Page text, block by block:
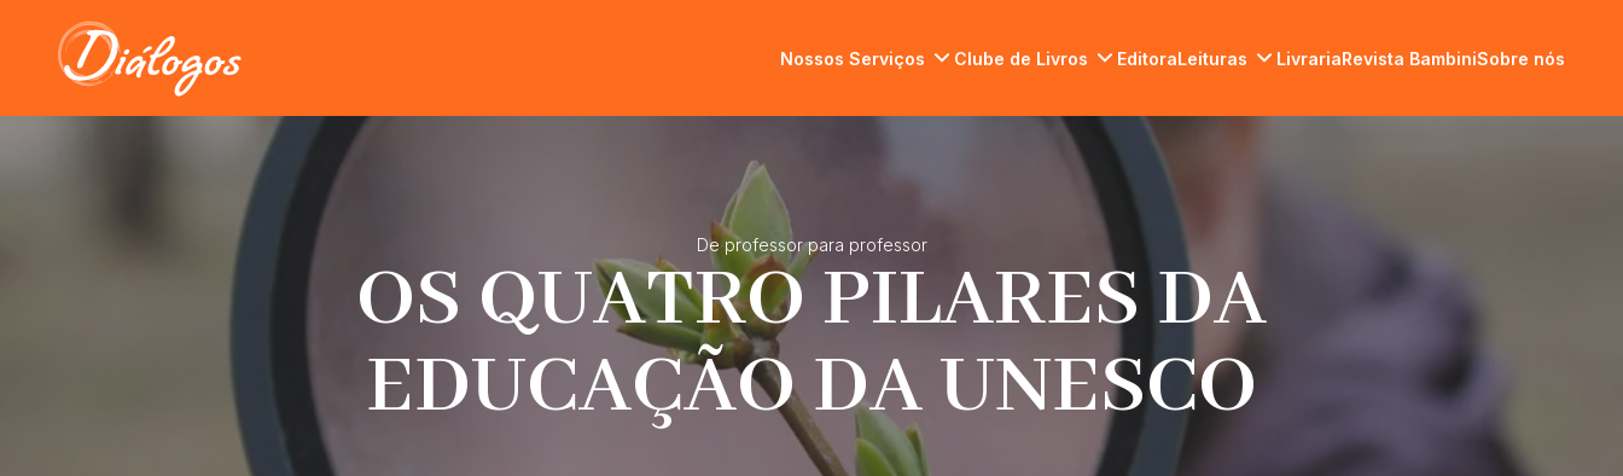
Nossos Serviços Clube de Livros EditoraLeituras LivrariaRevista BambiniSobre nós
De professor para professor
OS QUATRO PILARES DA
EDUCAÇÃO DA UNESCO